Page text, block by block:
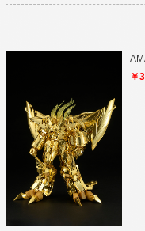
￥